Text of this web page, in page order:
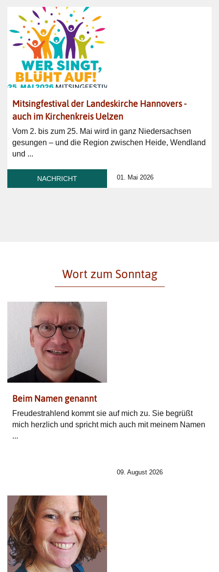
Mitsingfestival der Landeskirche Hannovers -
auch im Kirchenkreis Uelzen
Vom 2. bis zum 25. Mai wird in ganz Niedersachsen
gesungen – und die Region zwischen Heide, Wendland
und ...
NACHRICHT 01. Mai 2026
Wort zum Sonntag
Beim Namen genannt
Freudestrahlend kommt sie auf mich zu. Sie begrüßt
mich herzlich und spricht mich auch mit meinem Namen
...
09. August 2026